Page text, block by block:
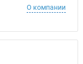
О компании